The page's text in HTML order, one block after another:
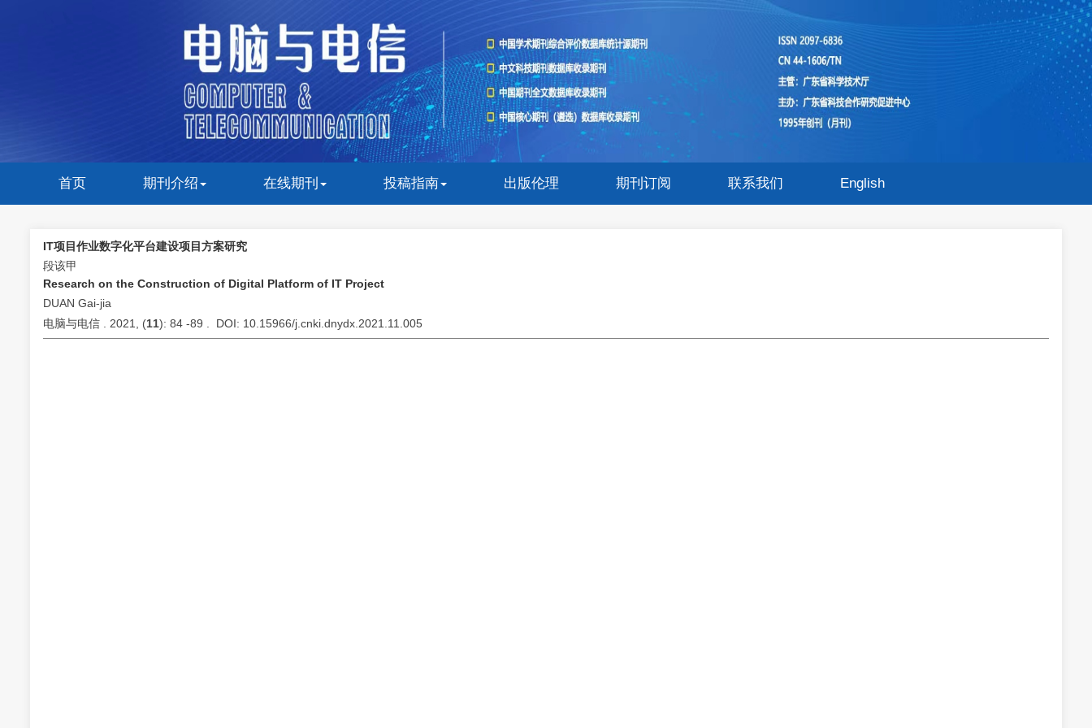
首页 期刊介绍 在线期刊 投稿指南 出版伦理 期刊订阅 联系我们 English
IT项目作业数字化平台建设项目方案研究
段该甲
Research on the Construction of Digital Platform of IT Project
DUAN Gai-jia
电脑与电信 . 2021, (11): 84 -89 . DOI: 10.15966/j.cnki.dnydx.2021.11.005